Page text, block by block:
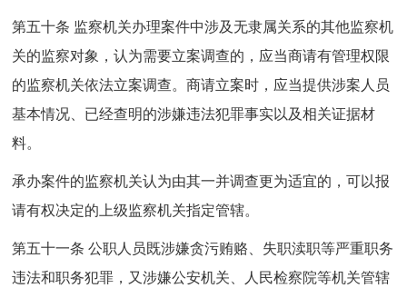
第五十条 监察机关办理案件中涉及无隶属关系的其他监察机
关的监察对象，认为需要立案调查的，应当商请有管理权限
的监察机关依法立案调查。商请立案时，应当提供涉案人员
基本情况、已经查明的涉嫌违法犯罪事实以及相关证据材
料。
承办案件的监察机关认为由其一并调查更为适宜的，可以报
请有权决定的上级监察机关指定管辖。
第五十一条 公职人员既涉嫌贪污贿赂、失职渎职等严重职务
违法和职务犯罪，又涉嫌公安机关、人民检察院等机关管辖